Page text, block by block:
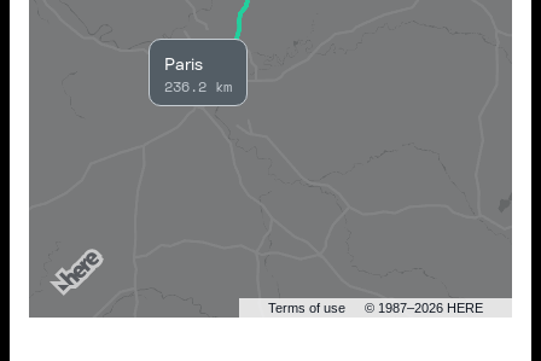
Paris
236.2 km
Terms of use © 1987–2026 HERE